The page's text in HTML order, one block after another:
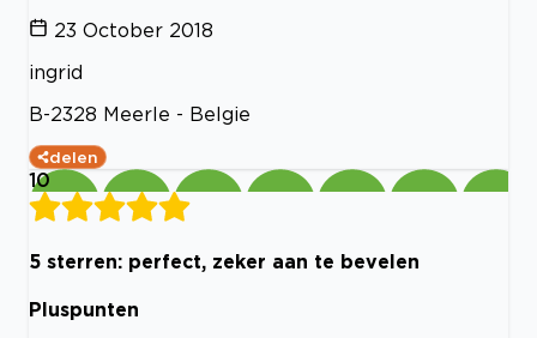
23 October 2018
ingrid
B-2328 Meerle - Belgie
delen
10
5 sterren: perfect, zeker aan te bevelen
Pluspunten